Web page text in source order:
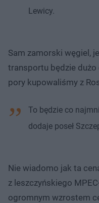
Lewicy.
Sam zamorski węgiel,
transportu będzie
pory kupowaliśmy z
To będzie co
dodaje poseł
Nie wiadomo jak ta
z leszczyńskiego
ogromnym wzrostem